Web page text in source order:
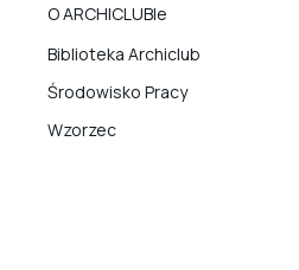
O ARCHICLUBIe
Biblioteka Archiclub
Środowisko Pracy
Wzorzec